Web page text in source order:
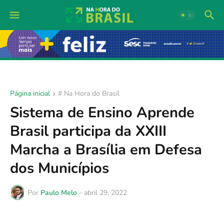
Página inicial # Na Hora do Brasil
Sistema de Ensino Aprende
Brasil participa da XXIII
Marcha a Brasília em Defesa
dos Municípios
Por Paulo Melo - abril 29, 2022